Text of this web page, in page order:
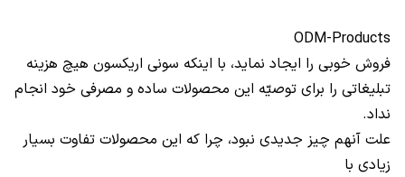
ODM-Products
فروش خوبی را ایجاد نماید، با اینکه سونی اریکسون هیچ هزینه
تبلیغاتی را برای توصیّه این محصولات ساده و مصرفی خود انجام
نداد.
علت آنهم چیز جدیدی نبود، چرا که این محصولات تفاوت بسیار
زیادی با